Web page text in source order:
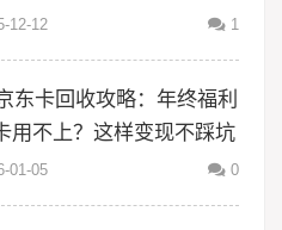
12-12 1
东卡回收攻略：年终福利
用不上？这样变现不踩坑
01-05 0